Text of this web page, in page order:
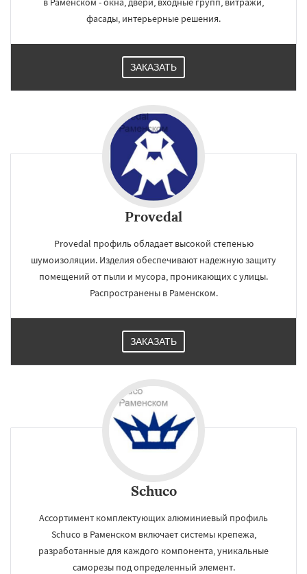
фасады, интерьерные решения.
ЗАКАЗАТЬ
Provedal
Provedal профиль обладает высокой степенью
шумоизоляции. Изделия обеспечивают надежную защиту
помещений от пыли и мусора, проникающих с улицы.
Распространены в Раменском.
ЗАКАЗАТЬ
Schuco
Ассортимент комплектующих алюминиевый профиль
Schuco в Раменском включает системы крепежа,
разработанные для каждого компонента, уникальные
саморезы под определенный элемент.